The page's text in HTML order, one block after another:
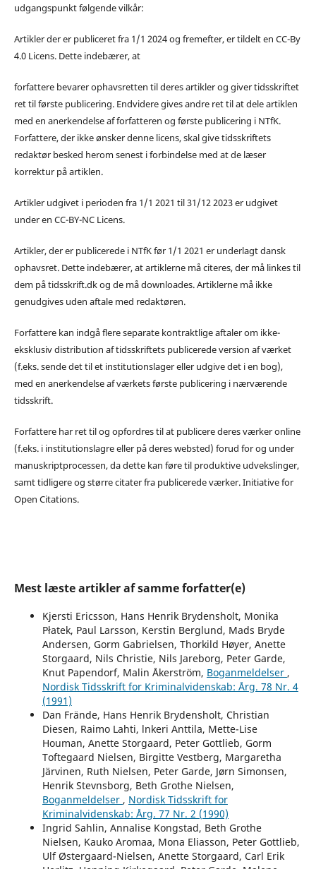
udgangspunkt følgende vilkår:
Artikler der er publiceret fra 1/1 2024 og fremefter, er tildelt en CC-By
4.0 Licens. Dette indebærer, at
forfattere bevarer ophavsretten til deres artikler og giver tidsskriftet
ret til første publicering. Endvidere gives andre ret til at dele artiklen
med en anerkendelse af forfatteren og første publicering i NTfK.
Forfattere, der ikke ønsker denne licens, skal give tidsskriftets
redaktør besked herom senest i forbindelse med at de læser
korrektur på artiklen.
Artikler udgivet i perioden fra 1/1 2021 til 31/12 2023 er udgivet
under en CC-BY-NC Licens.
Artikler, der er publicerede i NTfK før 1/1 2021 er underlagt dansk
ophavsret. Dette indebærer, at artiklerne må citeres, der må linkes til
dem på tidsskrift.dk og de må downloades. Artiklerne må ikke
genudgives uden aftale med redaktøren.
Forfattere kan indgå flere separate kontraktlige aftaler om ikke-
eksklusiv distribution af tidsskriftets publicerede version af værket
(f.eks. sende det til et institutionslager eller udgive det i en bog),
med en anerkendelse af værkets første publicering i nærværende
tidsskrift.
Forfattere har ret til og opfordres til at publicere deres værker online
(f.eks. i institutionslagre eller på deres websted) forud for og under
manuskriptprocessen, da dette kan føre til produktive udvekslinger,
samt tidligere og større citater fra publicerede værker. Initiative for
Open Citations.
Mest læste artikler af samme forfatter(e)
Kjersti Ericsson, Hans Henrik Brydensholt, Monika
Płatek, Paul Larsson, Kerstin Berglund, Mads Bryde
Andersen, Gorm Gabrielsen, Thorkild Høyer, Anette
Storgaard, Nils Christie, Nils Jareborg, Peter Garde,
Knut Papendorf, Malin Åkerström, Boganmeldelser ,
Nordisk Tidsskrift for Kriminalvidenskab: Årg. 78 Nr. 4
(1991)
Dan Frände, Hans Henrik Brydensholt, Christian
Diesen, Raimo Lahti, lnkeri Anttila, Mette-Lise
Houman, Anette Storgaard, Peter Gottlieb, Gorm
Toftegaard Nielsen, Birgitte Vestberg, Margaretha
Järvinen, Ruth Nielsen, Peter Garde, Jørn Simonsen,
Henrik Stevnsborg, Beth Grothe Nielsen,
Boganmeldelser , Nordisk Tidsskrift for
Kriminalvidenskab: Årg. 77 Nr. 2 (1990)
Ingrid Sahlin, Annalise Kongstad, Beth Grothe
Nielsen, Kauko Aromaa, Mona Eliasson, Peter Gottlieb,
Ulf Østergaard-Nielsen, Anette Storgaard, Carl Erik